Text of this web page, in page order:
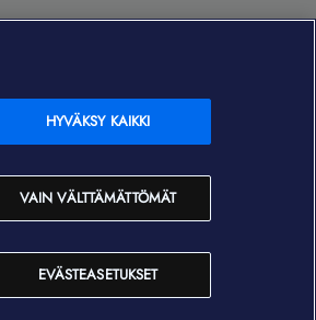
OmaElisa Self Service
Moving to Finland
Elisa Corporation
Kundtjänst
OmaElisa självbetjäning
EVÄSTEASETUKSET
VAIN VÄLTTÄMÄTTÖMÄT
HYVÄKSY KAIKKI